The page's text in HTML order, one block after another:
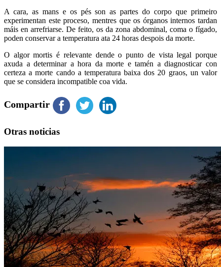
A cara, as mans e os pés son as partes do corpo que primeiro
experimentan este proceso, mentres que os órganos internos tardan
máis en arrefriarse. De feito, os da zona abdominal, coma o fígado,
poden conservar a temperatura ata 24 horas despois da morte.
O algor mortis é relevante dende o punto de vista legal porque
axuda a determinar a hora da morte e tamén a diagnosticar con
certeza a morte cando a temperatura baixa dos 20 graos, un valor
que se considera incompatible coa vida.
Compartir
Otras noticias